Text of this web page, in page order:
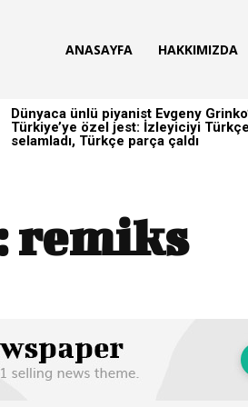
ANASAYFA HAKKIMIZDA
Dünyaca ünlü piyanist Evgeny
Türkiye’ye özel jest: İzleyiciyi
selamladı, Türkçe parça çaldı
remiks